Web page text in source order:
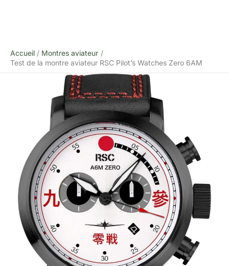
Accueil
Montres aviateur
Test de la montre aviateur RSC Pilot’s Watches Zero 6AM